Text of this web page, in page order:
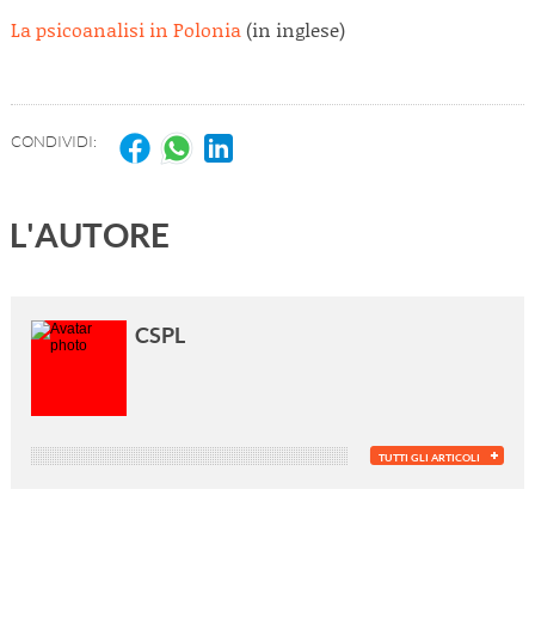
La psicoanalisi in Polonia (in inglese)
CONDIVIDI:
L'AUTORE
CSPL
TUTTI GLI ARTICOLI